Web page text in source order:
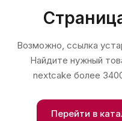
Возможно, ссылка
Найдите нужный
nextcake более
Перейти в